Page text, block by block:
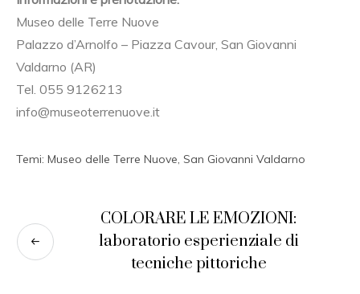
Museo delle Terre Nuove
Palazzo d’Arnolfo – Piazza Cavour, San Giovanni
Valdarno (AR)
Tel. 055 9126213
info@museoterrenuove.it
Temi: Museo delle Terre Nuove, San Giovanni Valdarno
COLORARE LE EMOZIONI:
laboratorio esperienziale di
tecniche pittoriche